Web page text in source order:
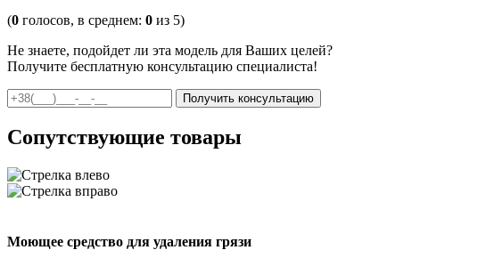
(0 голосов, в среднем: 0 из 5)
Не знаете, подойдет ли эта модель для Ваших целей?
Получите бесплатную консультацию специалиста!
Сопутствующие товары
Моющее средство для удаления грязи